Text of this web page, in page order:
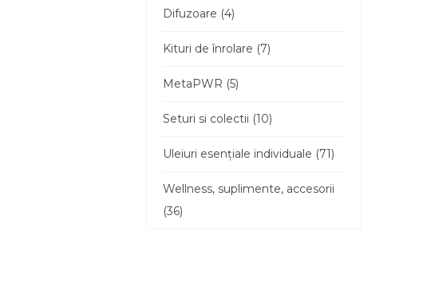
Difuzoare (4)
Kituri de înrolare (7)
MetaPWR (5)
Seturi si colectii (10)
Uleiuri esențiale individuale (71)
Wellness, suplimente, accesorii
(36)